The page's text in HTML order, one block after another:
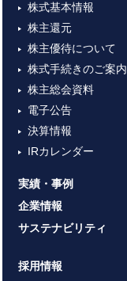
株式基本情報
株主還元
株主優待について
株式手続きのご案内
株主総会資料
電子公告
決算情報
IRカレンダー
実績・事例
企業情報
サステナビリティ
採用情報